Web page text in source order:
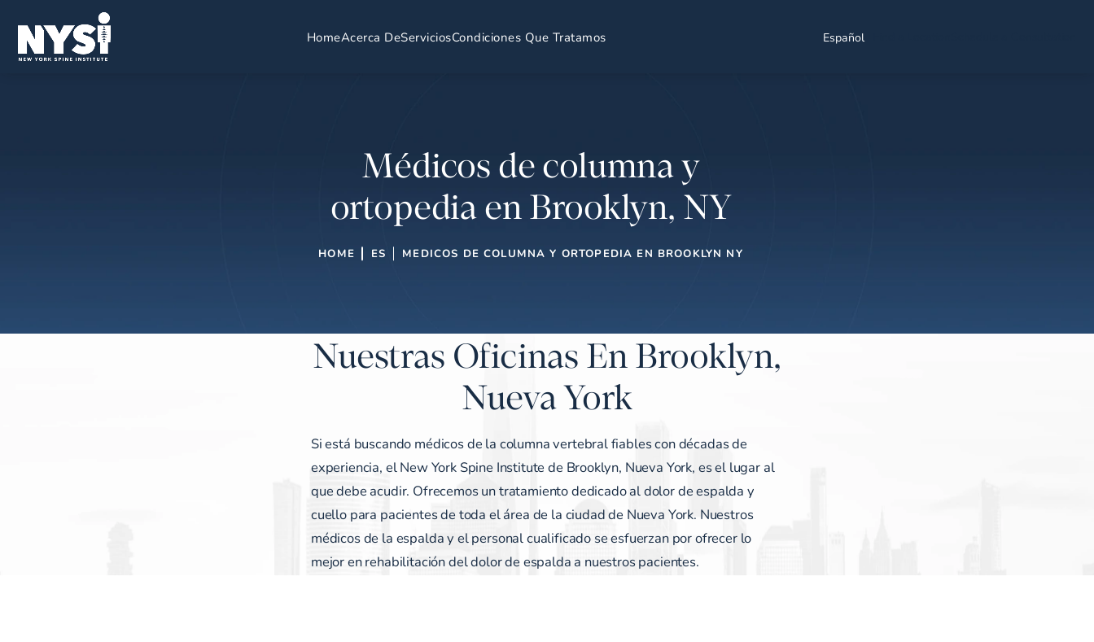
HomeAcerca DeServiciosCondiciones Que Tratamos Español
Médicos de columna y
ortopedia en Brooklyn, NY
HOME ES MEDICOS DE COLUMNA Y ORTOPEDIA EN BROOKLYN NY
Nuestras Oficinas En Brooklyn,
Nueva York
Si está buscando médicos de la columna vertebral fiables con décadas de
experiencia, el New York Spine Institute de Brooklyn, Nueva York, es el lugar al
que debe acudir. Ofrecemos un tratamiento dedicado al dolor de espalda y
cuello para pacientes de toda el área de la ciudad de Nueva York. Nuestros
médicos de la espalda y el personal cualificado se esfuerzan por ofrecer lo
mejor en rehabilitación del dolor de espalda a nuestros pacientes.